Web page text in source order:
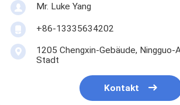
Mr. Luke Yang
+86-13335634202
1205 Chengxin-Gebäude, Ningguo-
Stadt
Kontakt